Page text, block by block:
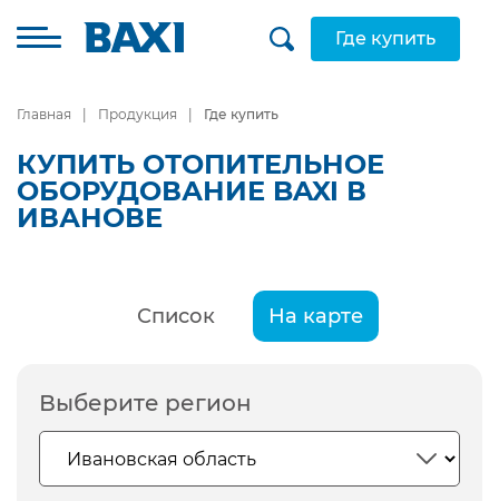
Где купить
Главная Продукция Где купить
КУПИТЬ ОТОПИТЕЛЬНОЕ
ОБОРУДОВАНИЕ BAXI В
ИВАНОВЕ
Список На карте
Выберите регион